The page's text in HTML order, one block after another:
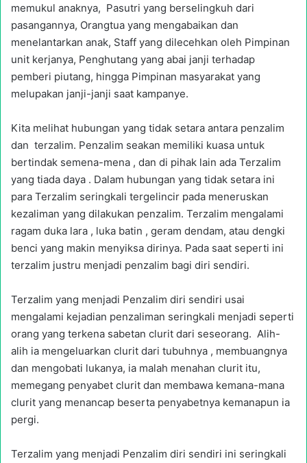
memukul anaknya, Pasutri yang berselingkuh dari
pasangannya, Orangtua yang mengabaikan dan
menelantarkan anak, Staff yang dilecehkan oleh Pimpinan
unit kerjanya, Penghutang yang abai janji terhadap
pemberi piutang, hingga Pimpinan masyarakat yang
melupakan janji-janji saat kampanye.
Kita melihat hubungan yang tidak setara antara penzalim
dan terzalim. Penzalim seakan memiliki kuasa untuk
bertindak semena-mena , dan di pihak lain ada Terzalim
yang tiada daya . Dalam hubungan yang tidak setara ini
para Terzalim seringkali tergelincir pada meneruskan
kezaliman yang dilakukan penzalim. Terzalim mengalami
ragam duka lara , luka batin , geram dendam, atau dengki
benci yang makin menyiksa dirinya. Pada saat seperti ini
terzalim justru menjadi penzalim bagi diri sendiri.
Terzalim yang menjadi Penzalim diri sendiri usai
mengalami kejadian penzaliman seringkali menjadi seperti
orang yang terkena sabetan clurit dari seseorang. Alih-
alih ia mengeluarkan clurit dari tubuhnya , membuangnya
dan mengobati lukanya, ia malah menahan clurit itu,
memegang penyabet clurit dan membawa kemana-mana
clurit yang menancap beserta penyabetnya kemanapun ia
pergi.
Terzalim yang menjadi Penzalim diri sendiri ini seringkali